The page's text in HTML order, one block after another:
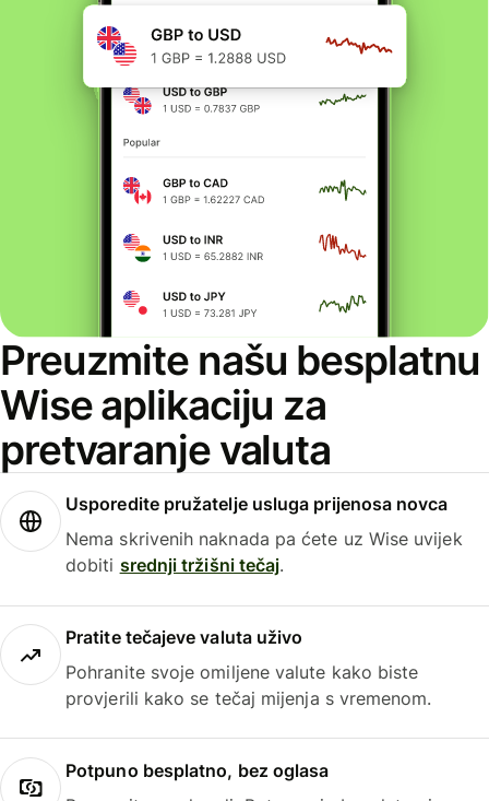
Preuzmite našu besplatnu
Wise aplikaciju za
pretvaranje valuta
Usporedite pružatelje usluga prijenosa novca
Nema skrivenih naknada pa ćete uz Wise uvijek
dobiti srednji tržišni tečaj.
Pratite tečajeve valuta uživo
Pohranite svoje omiljene valute kako biste
provjerili kako se tečaj mijenja s vremenom.
Potpuno besplatno, bez oglasa